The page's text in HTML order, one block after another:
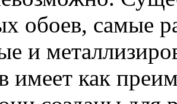
обоев, самые
и
имеет как